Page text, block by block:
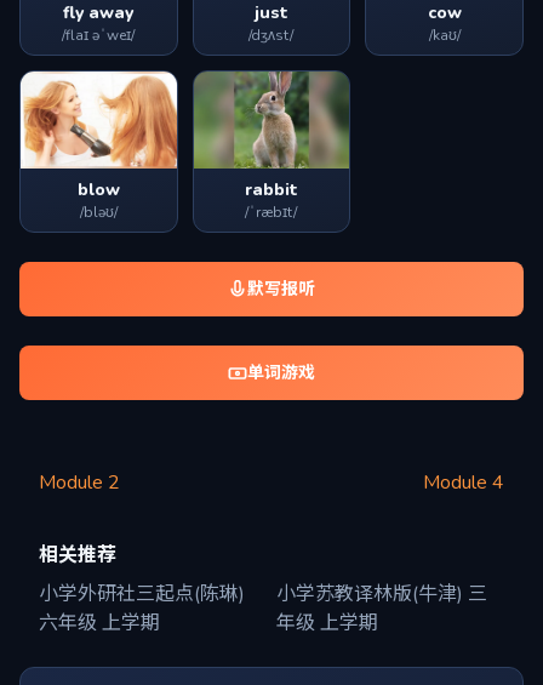
fly away
/flaɪ əˈweɪ/
just
/dʒʌst/
cow
/kaʊ/
blow
/bləʊ/
rabbit
/ˈræbɪt/
默写报听
单词游戏
Module 2 Module 4
相关推荐
小学外研社三起点(陈琳)
六年级 上学期
小学苏教译林版(牛津) 三
年级 上学期